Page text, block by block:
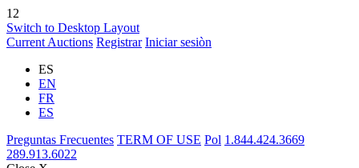
12
Switch to Desktop Layout
Current Auctions Registrar Iniciar sesiòn
ES
EN
FR
ES
Preguntas Frecuentes TERM OF USE Pol 1.844.424.3669
289.913.6022